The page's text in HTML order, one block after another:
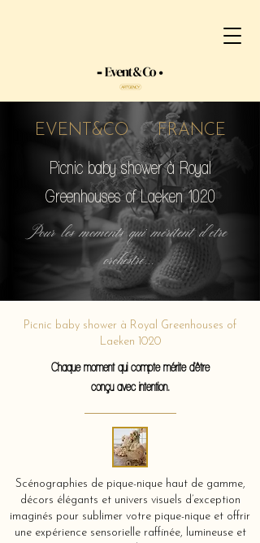
EVENT&CO FRANCE
Picnic baby shower à Royal
Greenhouses of Laeken 1020
Pour les moments qui méritent d'etre
orchestré...
Picnic baby shower à Royal Greenhouses of
Laeken 1020
Chaque moment qui compte mérite d'être
conçu avec intention.
Scénographies de pique-nique haut de gamme,
décors élégants et univers visuels d’exception
imaginés pour sublimer votre pique-nique et offrir
une expérience sensorielle raffinée, lumineuse et